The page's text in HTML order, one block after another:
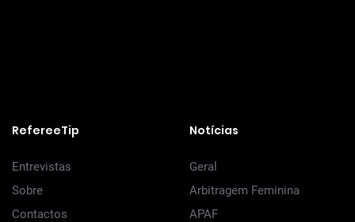
RefereeTip
Entrevistas
Sobre
Contactos
Notícias
Geral
Arbitragem Feminina
APAF